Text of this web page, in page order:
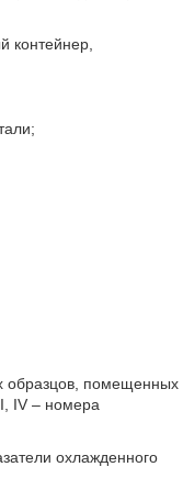
контейнер,
образцов, помещенных
IV – номера
охлажденного